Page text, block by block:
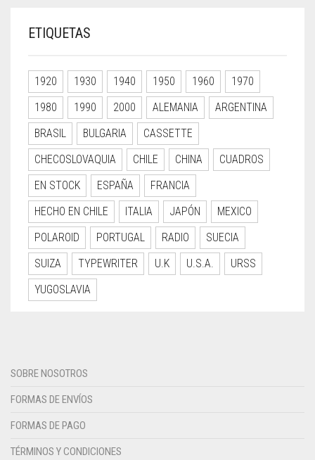
ETIQUETAS
1920 1930 1940 1950 1960
1970
1980
1990 2000 ALEMANIA
ARGENTINA
BRASIL
BULGARIA
CASSETTE
CHECOSLOVAQUIA
CHILE CHINA
CUADROS
EN STOCK
ESPAÑA
FRANCIA
HECHO EN CHILE
ITALIA JAPÓN
MEXICO
POLAROID
PORTUGAL RADIO
SUECIA
SUIZA
TYPEWRITER U.K U.S.A.
URSS
YUGOSLAVIA
SOBRE NOSOTROS
FORMAS DE ENVÍOS
FORMAS DE PAGO
TÉRMINOS Y CONDICIONES